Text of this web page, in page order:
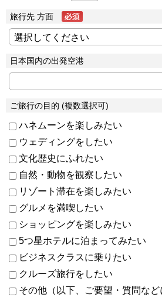
旅行先 方面
日本国内の出発空港
ご旅行の目的 (複数選択可)
ハネムーンを楽しみたい
ウェディングをしたい
文化歴史にふれたい
自然・動物を観察したい
リゾート滞在を楽しみたい
グルメを満喫したい
ショッピングを楽しみたい
5つ星ホテルに泊まってみたい
ビジネスクラスに乗りたい
クルーズ旅行をしたい
その他（以下、ご要望・質問など